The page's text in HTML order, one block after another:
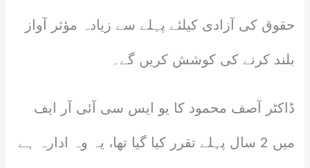
حقوق کی آزادی کیلئے پہلے سے زیادہ مؤثر آواز
بلند کرنے کی کوشش کریں گے۔
ڈاکٹر آصف محمود کا یو ایس سی آئی آر ایف
میں 2 سال پہلے تقرر کیا گیا تھا، یہ وہ ادارہ ہے